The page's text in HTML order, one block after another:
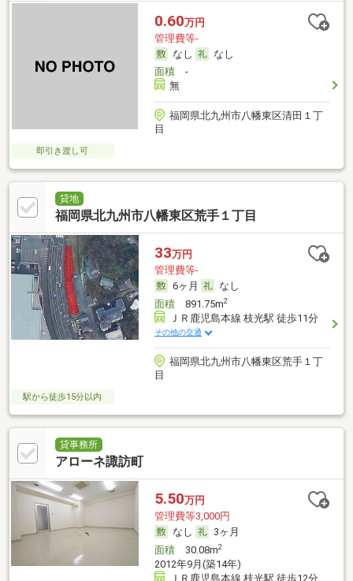
0.60万円
管理費等-
なし
なし
面積-
無
福岡県北九州市八幡東区清田１丁
目
即引き渡し可
貸地
福岡県北九州市八幡東区荒手１丁目
33万円
管理費等-
6ヶ月
なし
面積891.75m2
ＪＲ鹿児島本線 枝光駅 徒歩11分
その他の交通
福岡県北九州市八幡東区荒手１丁
目
駅から徒歩15分以内
貸事務所
アローネ諏訪町
5.50万円
管理費等3,000円
なし
3ヶ月
面積30.08m2
2012年9月(築14年)
ＪＲ鹿児島本線 枝光駅 徒歩12分